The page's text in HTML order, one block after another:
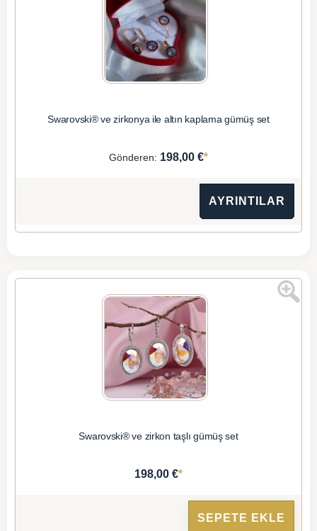
Swarovski® ve zirkonya ile altın kaplama gümüş set
Gönderen: 198,00 €*
AYRINTILAR
Swarovski® ve zirkon taşlı gümüş set
198,00 €*
SEPETE EKLE